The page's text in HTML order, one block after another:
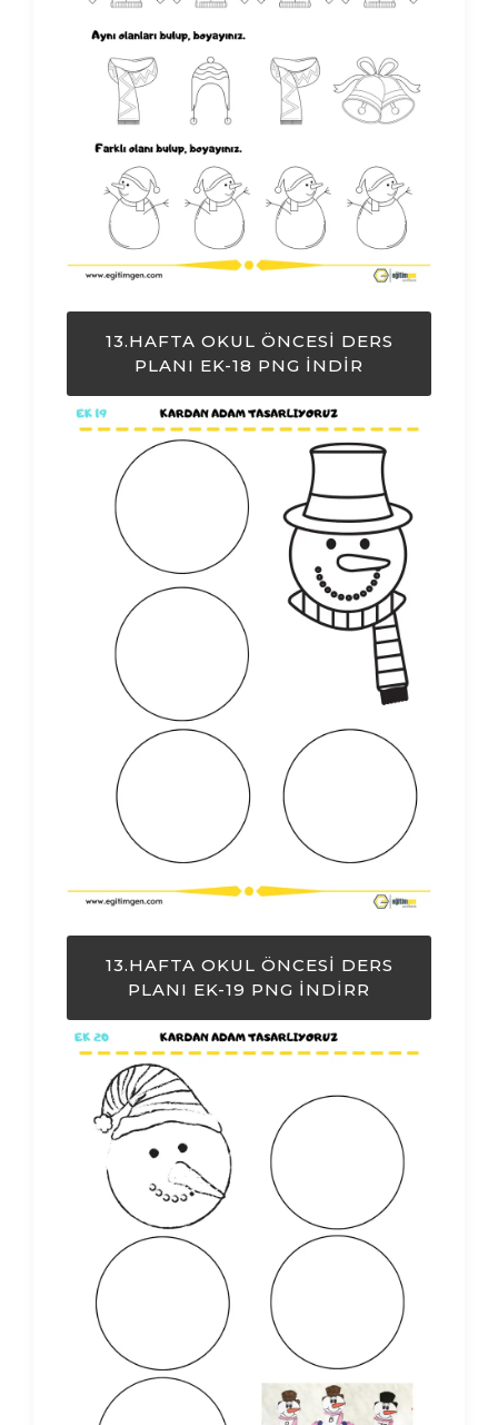
13.HAFTA OKUL ÖNCESI DERS
PLANI EK-18 PNG İNDIR
13.HAFTA OKUL ÖNCESI DERS
PLANI EK-19 PNG İNDIRR